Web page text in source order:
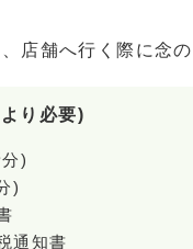
店舗へ行く際に念
り必要)
)
)
通知書